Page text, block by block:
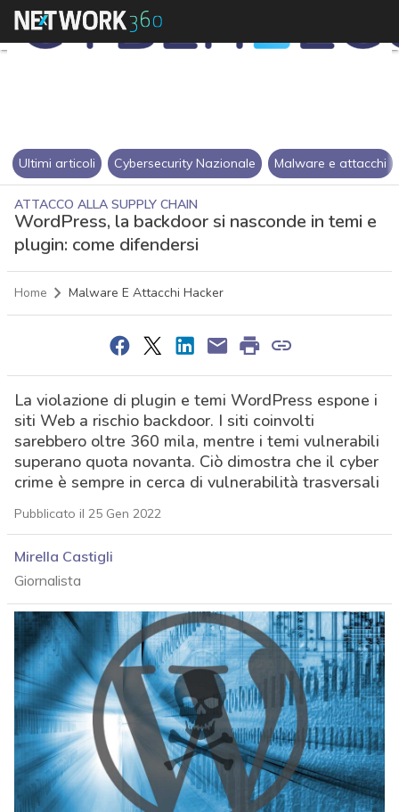
Ultimi articoli Cybersecurity Nazionale Malware e attacchi
ATTACCO ALLA SUPPLY CHAIN
WordPress, la backdoor si nasconde in temi e
plugin: come difendersi
Home Malware E Attacchi Hacker
La violazione di plugin e temi WordPress espone i
siti Web a rischio backdoor. I siti coinvolti
sarebbero oltre 360 mila, mentre i temi vulnerabili
superano quota novanta. Ciò dimostra che il cyber
crime è sempre in cerca di vulnerabilità trasversali
Pubblicato il 25 Gen 2022
Mirella Castigli
Giornalista